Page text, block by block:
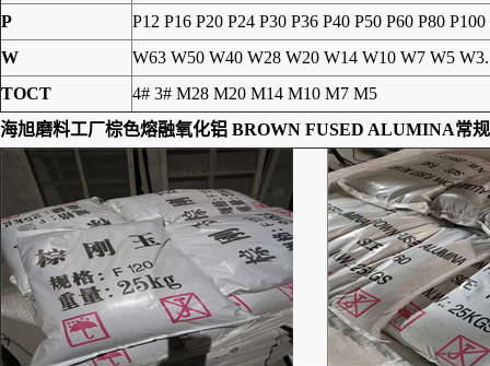
P
P12 P16 P20 P24 P30 P36 P40 P50 P60 P80
W
W63 W50 W40 W28 W20 W14 W10 W7 W5
TOCT
4# 3# M28 M20 M14 M10 M7 M5
海旭磨料工厂棕色熔融氧化铝 BROWN FUSED ALUMINA常